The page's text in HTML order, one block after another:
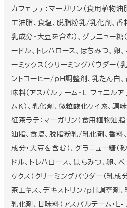
カフェラテ：マーガリン(食用植物
工油脂、食塩、脱脂粉乳/乳化剤、香
乳成分・大豆を含む)、グラニュー糖
ードル、トレハロース、はちみつ、卵
ーミックス（クリーミングパウダー（
ントコーヒー/ｐH調整剤、乳たん白、
味料（アスパルテーム・L-フェニル
ムK）、乳化剤、微粒酸化ケイ素、調味
紅茶ラテ：マーガリン(食用植物油
油脂、食塩、脱脂粉乳/乳化剤、香料
成分・大豆を含む)、グラニュー糖(
ドル、トレハロース、はちみつ、卵、
ックス（クリーミングパウダー（乳成
茶エキス、デキストリン/ｐH調整剤、
乳化剤、甘味料（アスパルテーム・L-